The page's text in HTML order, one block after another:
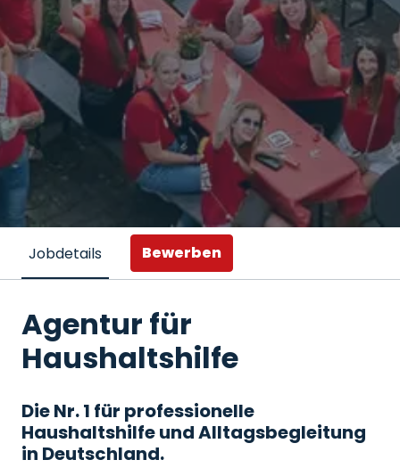
Jobdetails Bewerben
Agentur für
Haushaltshilfe
Die Nr. 1 für professionelle
Haushaltshilfe und Alltagsbegleitung
in Deutschland.